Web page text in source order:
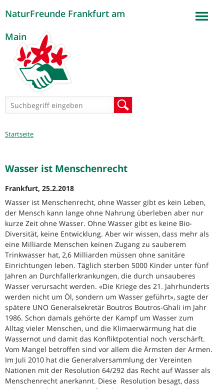
NaturFreunde Frankfurt am
Main
Suchformular
Sie
Startseite
Wasser ist Menschenrecht
Frankfurt, 25.2.2018
Wasser ist Menschenrecht, ohne Wasser gibt es kein Leben,
der Mensch kann lange ohne Nahrung überleben aber nur
kurze Zeit ohne Wasser. Ohne Wasser gibt es keine Bio-
Diversität, keine Entwicklung. Aber wir wissen, dass mehr als
eine Milliarde Menschen keinen Zugang zu sauberem
Trinkwasser hat, 2,6 Milliarden müssen ohne sanitäre
Einrichtungen leben. Täglich sterben 5000 Kinder unter fünf
Jahren an Durchfallerkrankungen, die durch unsauberes
Wasser verursacht werden. «Die Kriege des 21. Jahrhunderts
werden nicht um Öl, sondern um Wasser geführt», sagte der
spätere UNO Generalsekretär Boutros Boutros-Ghali im Jahr
1986. Schon damals gehörte der Kampf um Wasser zum
Alltag vieler Menschen, und die Klimaerwärmung hat die
Wassernot und damit das Konfliktpotential noch verschärft.
Vom Mangel betroffen sind vor allem die Ärmsten der Armen.
Im Juli 2010 hat die Generalversammlung der Vereinten
Nationen mit der Resolution 64/292 das Recht auf Wasser als
Menschenrecht anerkannt. Diese Resolution besagt, dass